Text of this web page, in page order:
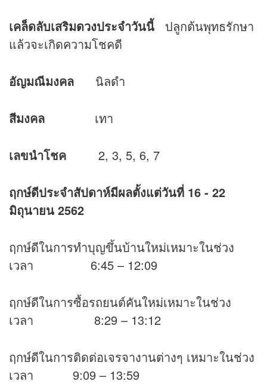
เคล็ดลับเสริมดวงประจำวันนี้ ปลูกต้นพุทธรักษา
แล้วจะเกิดความโชคดี
อัญมณีมงคล นิลดำ
สีมงคล เทา
เลขนำโชค 2, 3, 5, 6, 7
ฤกษ์ดีประจำสัปดาห์มีผลตั้งแต่วันที่ 16 - 22
มิถุนายน 2562
ฤกษ์ดีในการทำบุญขึ้นบ้านใหม่เหมาะในช่วง
เวลา 6:45 – 12:09
ฤกษ์ดีในการซื้อรถยนต์คันใหม่เหมาะในช่วง
เวลา 8:29 – 13:12
ฤกษ์ดีในการติดต่อเจรจางานต่างๆ เหมาะในช่วง
เวลา 9:09 – 13:59